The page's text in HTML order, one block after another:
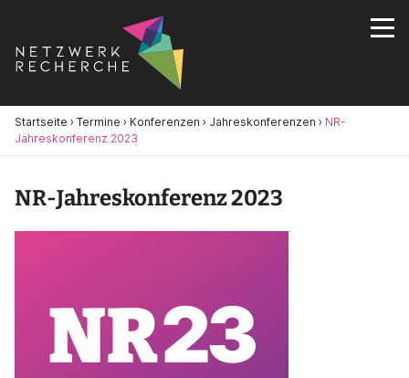
Startseite › Termine › Konferenzen › Jahreskonferenzen › NR-
Jahreskonferenz 2023
NR-Jahreskonferenz 2023